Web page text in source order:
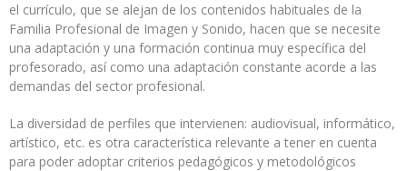
el currículo, que se alejan de los contenidos habituales de la
Familia Profesional de Imagen y Sonido, hacen que se necesite
una adaptación y una formación continua muy específica del
profesorado, así como una adaptación constante acorde a las
demandas del sector profesional.
La diversidad de perfiles que intervienen: audiovisual, informático,
artístico, etc. es otra característica relevante a tener en cuenta
para poder adoptar criterios pedagógicos y metodológicos